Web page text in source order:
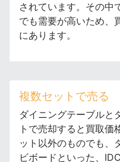
されています。その中
でも需要が高いため、
にあります。
複数セットで売る
ダイニングテーブルと
トで売却すると買取
ット以外のものでも、
ビボードといった、